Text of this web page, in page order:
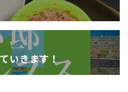
いきます！